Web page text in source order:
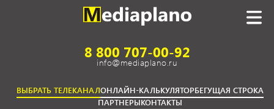
8 800 707-00-92
info@mediaplano.ru
ВЫБРАТЬ ТЕЛЕКАНАЛОНЛАЙН-КАЛЬКУЛЯТОРБЕГУЩАЯ СТРОКА
ПАРТНЕРЫКОНТАКТЫ